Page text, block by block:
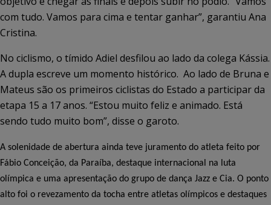
com tudo. Vamos para cima e tentar ganhar”, garantiu Ana
Cristina.
No ciclismo, o tímido Adiel desfilou ao lado da colega Kássia.
A dupla escreve um momento histórico. Ao lado de Bruna e
Mateus são os primeiros ciclistas do Estado a participar da
etapa 15 a 17 anos. “Estou muito feliz e animado. Está
sendo tudo muito bom”, disse o garoto.
A solenidade de abertura ainda teve juramento do atleta feito por
Fábio Conceição, da Paraíba, destaque internacional na luta
olímpica e uma apresentação do grupo de dança Jazz e Cia. O ponto
alto foi o revezamento da tocha entre atletas olímpicos e destaques